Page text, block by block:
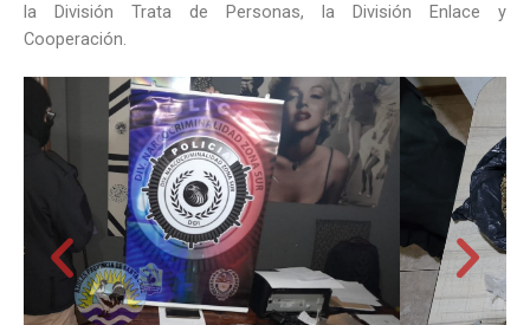
la División Trata de Personas, la División Enlace y
Cooperación.